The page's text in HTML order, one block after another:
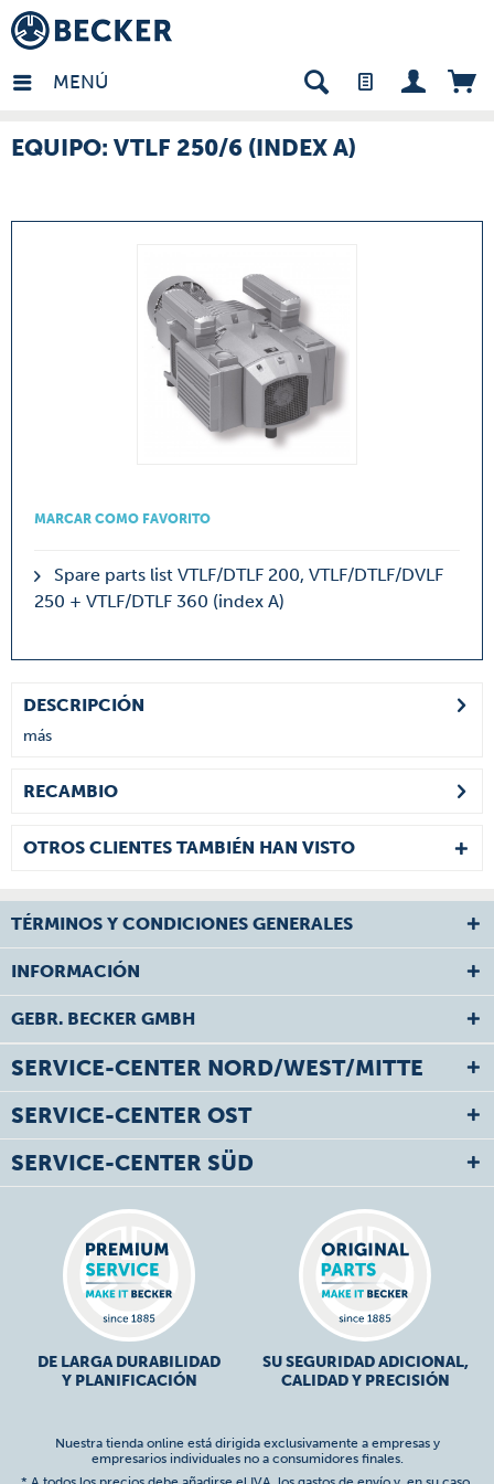
MENÚ
- ES
EQUIPO: VTLF 250/6 (INDEX A)
MARCAR COMO FAVORITO
Spare parts list VTLF/DTLF 200, VTLF/DTLF/DVLF
250 + VTLF/DTLF 360 (index A)
DESCRIPCIÓN
más
RECAMBIO
OTROS CLIENTES TAMBIÉN HAN VISTO
TÉRMINOS Y CONDICIONES GENERALES
INFORMACIÓN
GEBR. BECKER GMBH
SERVICE-CENTER NORD/WEST/MITTE
SERVICE-CENTER OST
SERVICE-CENTER SÜD
DE LARGA DURABILIDAD
Y PLANIFICACIÓN
SU SEGURIDAD ADICIONAL,
CALIDAD Y PRECISIÓN
Nuestra tienda online está dirigida exclusivamente a empresas y
empresarios individuales no a consumidores finales.